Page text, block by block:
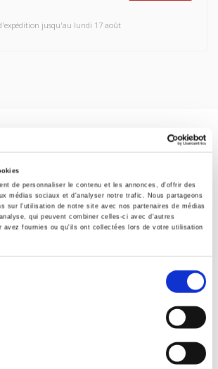
de personnaliser le contenu et les annonces, d'offrir des
médias sociaux et d'analyser notre trafic. Nous partageons
sur l'utilisation de notre site avec nos partenaires de médias
qui peuvent combiner celles-ci avec d'autres
avez fournies ou qu'ils ont collectées lors de votre utilisation
jusqu'au lundi 17 août